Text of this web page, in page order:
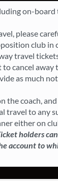
on-
please
club in
travel
cancel
as much
the coach,
travel to any
either on
holders
account to